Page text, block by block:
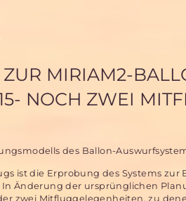
MIRIAM2-
NOCH ZWEI
des Ballon-
ist die Erprobung des Systems
Änderung der ursprünglichen
zwei Mitfluggelegenheiten, zu